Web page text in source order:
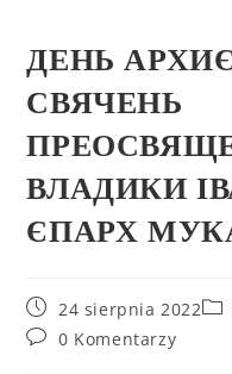
ДЕНЬ
СВЯЧЕНЬ
ВЛАДИКИ
ЄПАРХ
24 sierpnia 2022
0 Komentarzy